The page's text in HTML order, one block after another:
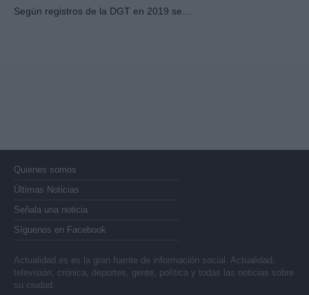
Según registros de la DGT en 2019 se…
Quienes somos
Últimas Noticias
Señala una noticia
Síguenos en Facebook
Actualidad.es es la gran fuente de información social. Actualidad,
televisión, crónica, deportes, gente, política y todas las noticias sobre
su ciudad.